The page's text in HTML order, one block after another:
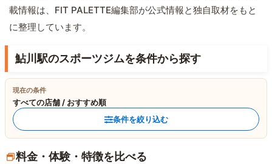
載情報は、FIT PALETTE編集部が公式情報と独自取材をもと
に整理しています。
鮎川駅のスポーツジムを条件から探す
現在の条件
すべての店舗 / おすすめ順
条件を絞り込む
料金・体験・特徴を比べる